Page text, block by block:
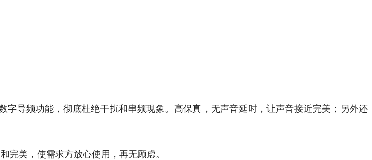
导频功能，彻底杜绝干扰和串频现象。高保真，无声音延时，让声音接近完美；另外还
完美，使需求方放心使用，再无顾虑。